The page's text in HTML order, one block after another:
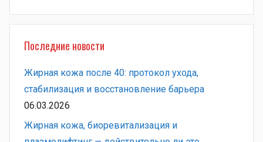
Последние новости
Жирная кожа после 40: протокол ухода,
стабилизация и восстановление барьера
06.03.2026
Жирная кожа, биоревитализация и